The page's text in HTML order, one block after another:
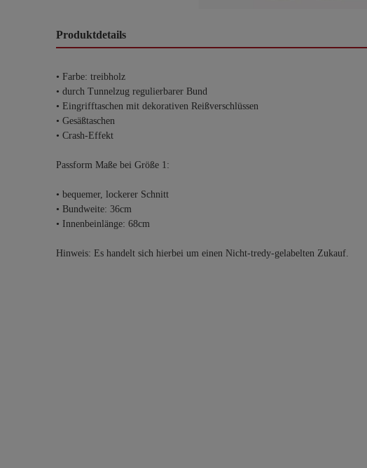
Produktdetails
• Farbe: treibholz
• durch Tunnelzug regulierbarer Bund
• Eingrifftaschen mit dekorativen Reißverschlüssen
• Gesäßtaschen
• Crash-Effekt
Passform Maße bei Größe 1:
• bequemer, lockerer Schnitt
• Bundweite: 36cm
• Innenbeinlänge: 68cm
Hinweis: Es handelt sich hierbei um einen Nicht-tredy-gelabelten Zukauf.